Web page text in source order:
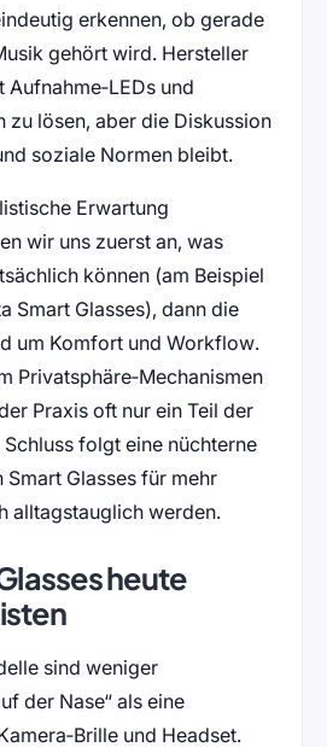
erkennen, ob gerade
gehört wird. Hersteller
und
zu lösen, aber die Diskussion
soziale Normen bleibt.
Erwartung
wir uns zuerst an, was
können (am Beispiel
Smart Glasses), dann die
um Komfort und Workflow.
Privatsphäre‑Mechanismen
Praxis oft nur ein Teil der
folgt eine nüchterne
Smart Glasses für mehr
alltagstauglich werden.
heute
sind weniger
der Nase“ als eine
und Headset.